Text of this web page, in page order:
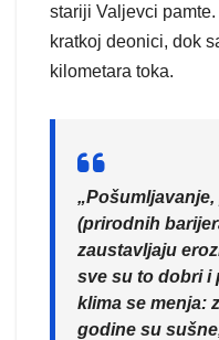
stariji Valjevci
kratkoj deonici, dok
kilometara toka.
(prirodnih
zaustavljaju
sve su to dobri i
klima se menja:
godine su